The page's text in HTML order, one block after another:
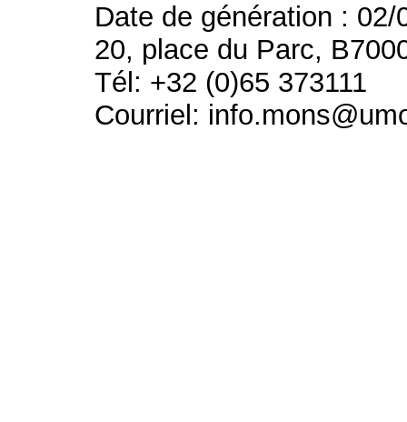
Date de génération : 02/
20, place du Parc,
Tél: +32 (0)65 373111
Courriel: